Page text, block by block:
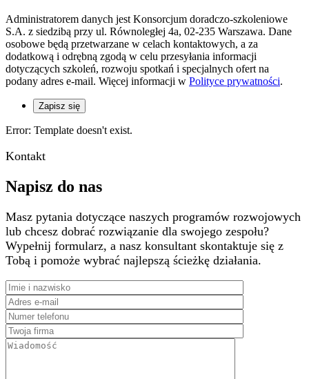
Administratorem danych jest Konsorcjum doradczo-szkoleniowe
S.A. z siedzibą przy ul. Równoległej 4a, 02-235 Warszawa. Dane
osobowe będą przetwarzane w celach kontaktowych, a za
dodatkową i odrębną zgodą w celu przesyłania informacji
dotyczących szkoleń, rozwoju spotkań i specjalnych ofert na
podany adres e-mail. Więcej informacji w Polityce prywatności.
Zapisz się
Error: Template doesn't exist.
Kontakt
Napisz do nas
Masz pytania dotyczące naszych programów rozwojowych
lub chcesz dobrać rozwiązanie dla swojego zespołu?
Wypełnij formularz, a nasz konsultant skontaktuje się z
Tobą i pomoże wybrać najlepszą ścieżkę działania.